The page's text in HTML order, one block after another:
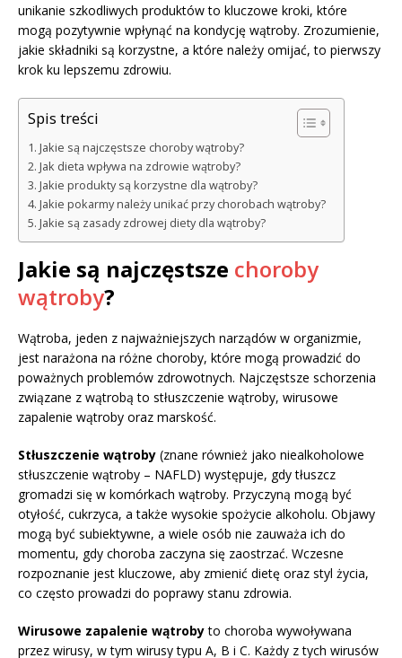
unikanie szkodliwych produktów to kluczowe kroki, które
mogą pozytywnie wpłynąć na kondycję wątroby. Zrozumienie,
jakie składniki są korzystne, a które należy omijać, to pierwszy
krok ku lepszemu zdrowiu.
Spis treści
Jakie są najczęstsze choroby wątroby?
Jak dieta wpływa na zdrowie wątroby?
Jakie produkty są korzystne dla wątroby?
Jakie pokarmy należy unikać przy chorobach wątroby?
Jakie są zasady zdrowej diety dla wątroby?
Jakie są najczęstsze choroby
wątroby?
Wątroba, jeden z najważniejszych narządów w organizmie,
jest narażona na różne choroby, które mogą prowadzić do
poważnych problemów zdrowotnych. Najczęstsze schorzenia
związane z wątrobą to stłuszczenie wątroby, wirusowe
zapalenie wątroby oraz marskość.
Stłuszczenie wątroby (znane również jako niealkoholowe
stłuszczenie wątroby – NAFLD) występuje, gdy tłuszcz
gromadzi się w komórkach wątroby. Przyczyną mogą być
otyłość, cukrzyca, a także wysokie spożycie alkoholu. Objawy
mogą być subiektywne, a wiele osób nie zauważa ich do
momentu, gdy choroba zaczyna się zaostrzać. Wczesne
rozpoznanie jest kluczowe, aby zmienić dietę oraz styl życia,
co często prowadzi do poprawy stanu zdrowia.
Wirusowe zapalenie wątrobyto choroba wywoływana
przez wirusy, w tym wirusy typu A, B i C. Każdy z tych wirusów